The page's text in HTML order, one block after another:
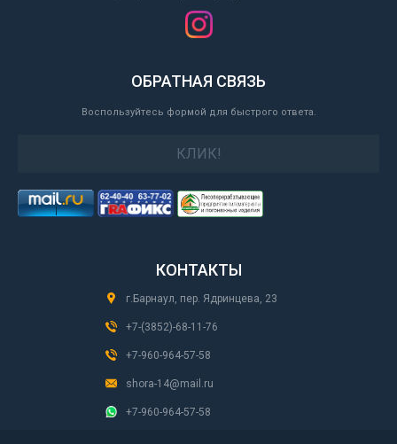
ОБРАТНАЯ СВЯЗЬ
Воспользуйтесь формой для быстрого ответа.
КЛИК!
КОНТАКТЫ
г.Барнаул, пер. Ядринцева, 23
+7-(3852)-68-11-76
+7-960-964-57-58
shora-14@mail.ru
+7-960-964-57-58